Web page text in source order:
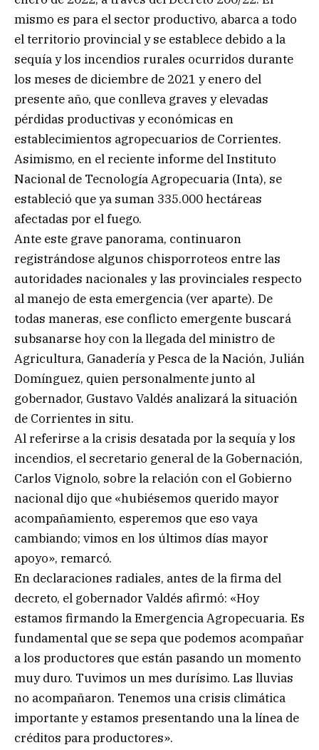
mismo es para el sector productivo, abarca a todo
el territorio provincial y se establece debido a la
sequía y los incendios rurales ocurridos durante
los meses de diciembre de 2021 y enero del
presente año, que conlleva graves y elevadas
pérdidas productivas y económicas en
establecimientos agropecuarios de Corrientes.
Asimismo, en el reciente informe del Instituto
Nacional de Tecnología Agropecuaria (Inta), se
estableció que ya suman 335.000 hectáreas
afectadas por el fuego.
Ante este grave panorama, continuaron
registrándose algunos chisporroteos entre las
autoridades nacionales y las provinciales respecto
al manejo de esta emergencia (ver aparte). De
todas maneras, ese conflicto emergente buscará
subsanarse hoy con la llegada del ministro de
Agricultura, Ganadería y Pesca de la Nación, Julián
Domínguez, quien personalmente junto al
gobernador, Gustavo Valdés analizará la situación
de Corrientes in situ.
Al referirse a la crisis desatada por la sequía y los
incendios, el secretario general de la Gobernación,
Carlos Vignolo, sobre la relación con el Gobierno
nacional dijo que «hubiésemos querido mayor
acompañamiento, esperemos que eso vaya
cambiando; vimos en los últimos días mayor
apoyo», remarcó.
En declaraciones radiales, antes de la firma del
decreto, el gobernador Valdés afirmó: «Hoy
estamos firmando la Emergencia Agropecuaria. Es
fundamental que se sepa que podemos acompañar
a los productores que están pasando un momento
muy duro. Tuvimos un mes durísimo. Las lluvias
no acompañaron. Tenemos una crisis climática
importante y estamos presentando una la línea de
créditos para productores».